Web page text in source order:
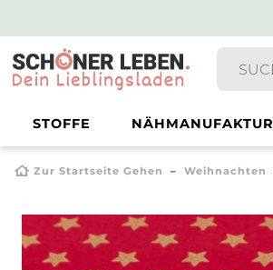
STOFFE NÄHMANUFAKTUR
Zur Startseite Gehen Weihnachten